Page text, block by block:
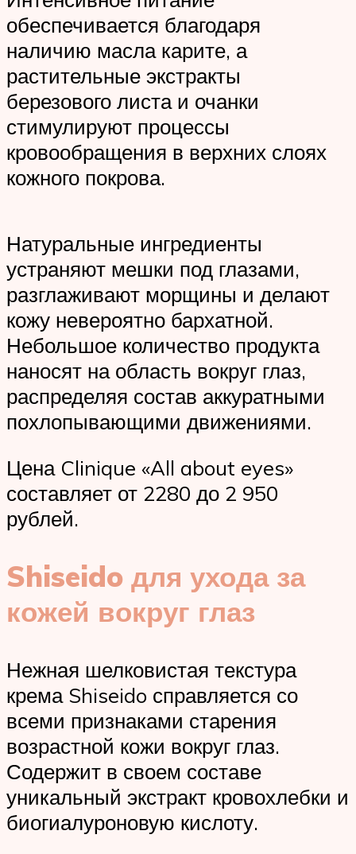
обеспечивается благодаря
наличию масла карите, а
растительные экстракты
березового листа и очанки
стимулируют процессы
кровообращения в верхних слоях
кожного покрова.
Натуральные ингредиенты
устраняют мешки под глазами,
разглаживают морщины и делают
кожу невероятно бархатной.
Небольшое количество продукта
наносят на область вокруг глаз,
распределяя состав аккуратными
похлопывающими движениями.
Цена Clinique «All about eyes»
составляет от 2280 до 2 950
рублей.
Shiseido для ухода за
кожей вокруг глаз
Нежная шелковистая текстура
крема Shiseido справляется со
всеми признаками старения
возрастной кожи вокруг глаз.
Содержит в своем составе
уникальный экстракт кровохлебки и
биогиалуроновую кислоту.